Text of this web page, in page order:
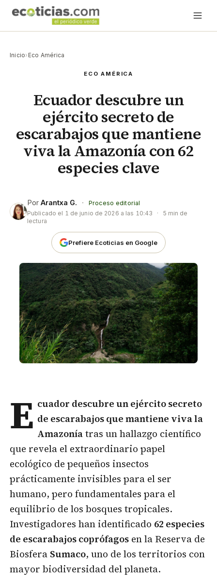
Inicio› Eco América
ECO AMÉRICA
Ecuador descubre un
ejército secreto de
escarabajos que mantiene
viva la Amazonía con 62
especies clave
Por Arantxa G. ·
Proceso editorial
Publicado el 1 de junio de 2026 a las 10:43 ·
5 min de
lectura
Prefiere Ecoticias en Google
E cuador descubre un ejército secreto
de escarabajos que mantiene viva la
Amazoníatras un hallazgo científico
que revela el extraordinario papel
ecológico de pequeños insectos
prácticamente invisibles para el ser
humano, pero fundamentales para el
equilibrio de los bosques tropicales.
Investigadores han identificado 62 especies
de escarabajos coprófagos en la Reserva de
Biosfera Sumaco, uno de los territorios con
mayor biodiversidad del planeta.